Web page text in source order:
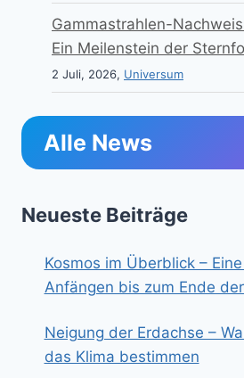
Gammastrahlen-
Ein Meilenstein der
2 Juli, 2026, Universum
Alle News
Neueste Beiträge
Kosmos im Überblick –
Anfängen bis zum Ende
Neigung der Erdachse –
das Klima bestimmen